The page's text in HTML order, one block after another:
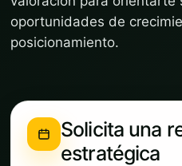
oportunidades de
posicionamiento.
Solicita una
estratégica